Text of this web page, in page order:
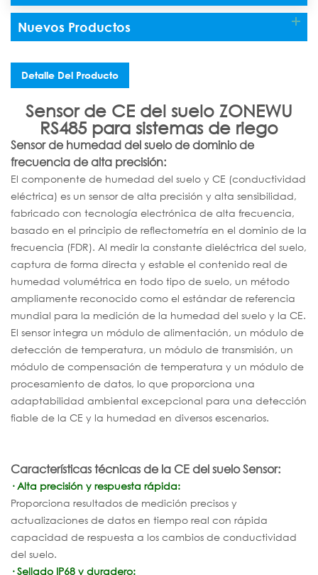
Nuevos Productos
Detalle Del Producto
Sensor de CE del suelo ZONEWU
RS485 para sistemas de riego
Sensor de humedad del suelo de dominio de
frecuencia de alta precisión:
El componente de humedad del suelo y CE (conductividad
eléctrica) es un sensor de alta precisión y alta sensibilidad,
fabricado con tecnología electrónica de alta frecuencia,
basado en el principio de reflectometría en el dominio de la
frecuencia (FDR). Al medir la constante dieléctrica del suelo,
captura de forma directa y estable el contenido real de
humedad volumétrica en todo tipo de suelo, un método
ampliamente reconocido como el estándar de referencia
mundial para la medición de la humedad del suelo y la CE.
El sensor integra un módulo de alimentación, un módulo de
detección de temperatura, un módulo de transmisión, un
módulo de compensación de temperatura y un módulo de
procesamiento de datos, lo que proporciona una
adaptabilidad ambiental excepcional para una detección
fiable de la CE y la humedad en diversos escenarios.
Características técnicas de la CE del sueloSensor:
· Alta precisión y respuesta rápida:
Proporciona resultados de medición precisos y
actualizaciones de datos en tiempo real con rápida
capacidad de respuesta a los cambios de conductividad
del suelo.
· Sellado IP68 y duradero: